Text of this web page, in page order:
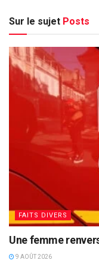
Sur le sujet Posts
FAITS DIVERS
Une femme
9 AOÛT 2026